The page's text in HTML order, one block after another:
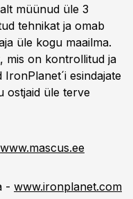
müünud üle 3
tehnikat ja omab
üle kogu maailma.
mis on kontrollitud ja
esindajate
ostjaid üle terve
www.mascus.ee
- www.ironplanet.com